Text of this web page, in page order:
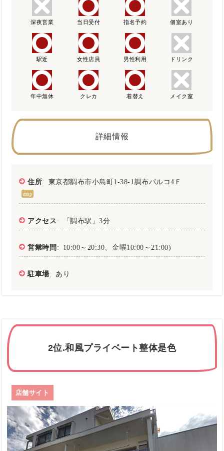
深夜営業 当日受付 指名予約 個室あり
駅近 女性店員 男性利用 ドリンク
年中無休 クレカ 着替え メイク室
詳細情報
住所: 東京都調布市小島町1-38-1調布パルコ4Ｆ
map
アクセス : 「調布駅」3分
営業時間 : 10:00～20:30、金曜10:00～21:00)
駐車場: あり
2位.和風プライベート整体是色
店舗サイト